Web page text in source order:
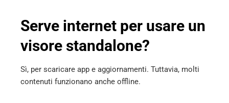
Serve internet per usare un
visore standalone?
Sì, per scaricare app e aggiornamenti. Tuttavia, molti
contenuti funzionano anche offline.